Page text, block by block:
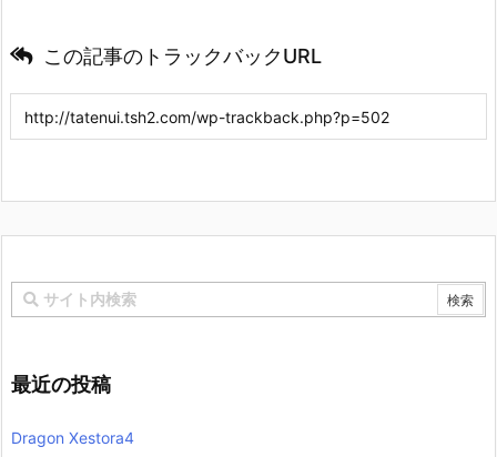
この記事のトラックバックURL
最近の投稿
Dragon Xestora4